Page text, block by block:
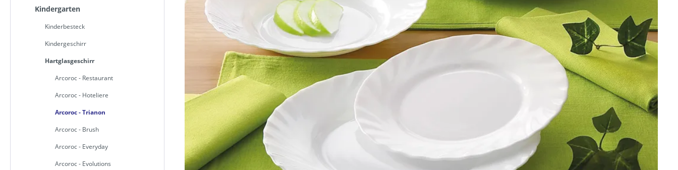
Kindergarten
Kinderbesteck
Kindergeschirr
Hartglasgeschirr
Arcoroc - Restaurant
Arcoroc - Hoteliere
Arcoroc - Trianon
Arcoroc - Brush
Arcoroc - Everyday
Arcoroc - Evolutions